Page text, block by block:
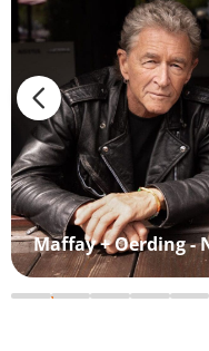
Maffay + Oerding -